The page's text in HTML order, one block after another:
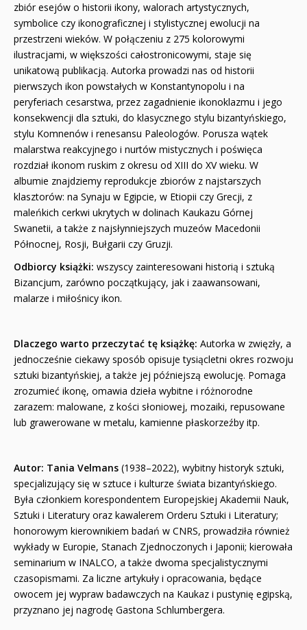
zbiór esejów o historii ikony, walorach artystycznych,
symbolice czy ikonograficznej i stylistycznej ewolucji na
przestrzeni wieków. W połączeniu z 275 kolorowymi
ilustracjami, w większości całostronicowymi, staje się
unikatową publikacją. Autorka prowadzi nas od historii
pierwszych ikon powstałych w Konstantynopolu i na
peryferiach cesarstwa, przez zagadnienie ikonoklazmu i jego
konsekwencji dla sztuki, do klasycznego stylu bizantyńskiego,
stylu Komnenów i renesansu Paleologów. Porusza wątek
malarstwa reakcyjnego i nurtów mistycznych i poświęca
rozdział ikonom ruskim z okresu od XIII do XV wieku. W
albumie znajdziemy reprodukcje zbiorów z najstarszych
klasztorów: na Synaju w Egipcie, w Etiopii czy Grecji, z
maleńkich cerkwi ukrytych w dolinach Kaukazu Górnej
Swanetii, a także z najsłynniejszych muzeów Macedonii
Północnej, Rosji, Bułgarii czy Gruzji.
Odbiorcy książki: wszyscy zainteresowani historią i sztuką
Bizancjum, zarówno początkujący, jak i zaawansowani,
malarze i miłośnicy ikon.
Dlaczego warto przeczytać tę książkę: Autorka w zwięzły, a
jednocześnie ciekawy sposób opisuje tysiącletni okres rozwoju
sztuki bizantyńskiej, a także jej późniejszą ewolucję. Pomaga
zrozumieć ikonę, omawia dzieła wybitne i różnorodne
zarazem: malowane, z kości słoniowej, mozaiki, repusowane
lub grawerowane w metalu, kamienne płaskorzeźby itp.
Autor: Tania Velmans (1938–2022), wybitny historyk sztuki,
specjalizujący się w sztuce i kulturze świata bizantyńskiego.
Była członkiem korespondentem Europejskiej Akademii Nauk,
Sztuki i Literatury oraz kawalerem Orderu Sztuki i Literatury;
honorowym kierownikiem badań w CNRS, prowadziła również
wykłady w Europie, Stanach Zjednoczonych i Japonii; kierowała
seminarium w INALCO, a także dwoma specjalistycznymi
czasopismami. Za liczne artykuły i opracowania, będące
owocem jej wypraw badawczych na Kaukaz i pustynię egipską,
przyznano jej nagrodę Gastona Schlumbergera.